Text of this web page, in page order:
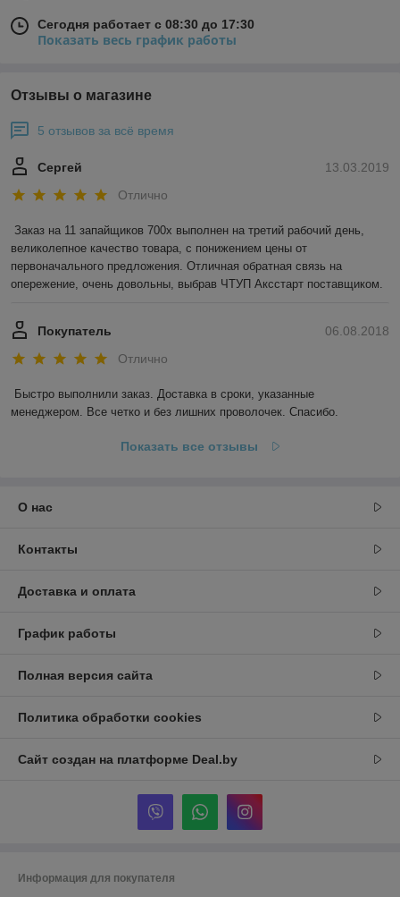
Сегодня работает с 08:30 до 17:30
Показать весь график работы
Отзывы о магазине
5 отзывов за всё время
13.03.2019
Сергей
Отлично
Заказ на 11 запайщиков 700х выполнен на третий рабочий день,
великолепное качество товара, с понижением цены от
первоначального предложения. Отличная обратная связь на
опережение, очень довольны, выбрав ЧТУП Аксстарт поставщиком.
06.08.2018
Покупатель
Отлично
Быстро выполнили заказ. Доставка в сроки, указанные
менеджером. Все четко и без лишних проволочек. Спасибо.
Показать все отзывы
О нас
Контакты
Доставка и оплата
График работы
Полная версия сайта
Политика обработки cookies
Сайт создан на платформе Deal.by
Информация для покупателя